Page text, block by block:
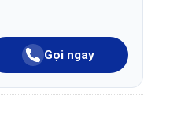
Gọi ngay